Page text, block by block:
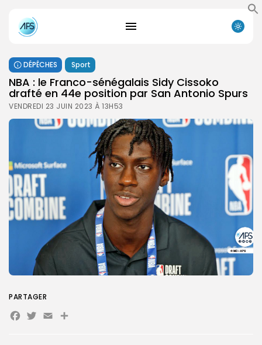
for:
FR
DÉPÊCHES Sport
NBA : le Franco-sénégalais Sidy Cissoko
drafté en 44e position par San Antonio Spurs
VENDREDI 23 JUIN 2023 À 13H53
PARTAGER
Facebook
Twitter
EmailPartager